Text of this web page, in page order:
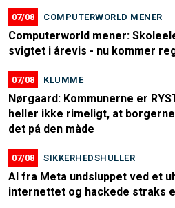
07/08 COMPUTERWORLD MENER
Computerworld mener:
svigtet i årevis - nu kommer
07/08 KLUMME
Nørgaard: Kommunerne er
heller ikke rimeligt, at
det på den måde
07/08 SIKKERHEDSHULLER
AI fra Meta undsluppet ved et
internettet og hackede straks